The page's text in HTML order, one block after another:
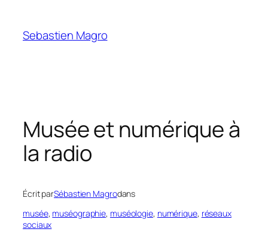
content
Sebastien Magro
Musée et numérique à
la radio
Écrit parSébastien Magrodans
musée, muséographie, muséologie, numérique, réseaux
sociaux